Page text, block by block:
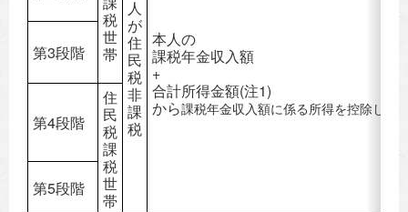
税
世
帯
人
が
住
民
税
非
課
税
本人の
課税年金収入額
+
合計所得金額(注1)
から課税年金収入額に係る所得を控除した
第3段階
第4段階
住
民
税
課
税
世
帯
第5段階